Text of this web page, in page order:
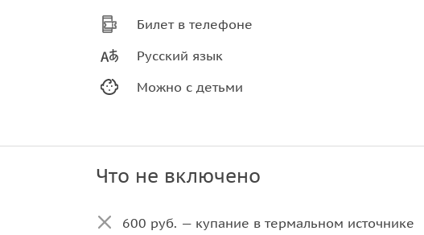
Билет в телефоне
Русский язык
Можно с детьми
Что не включено
600 руб. — купание в термальном источнике